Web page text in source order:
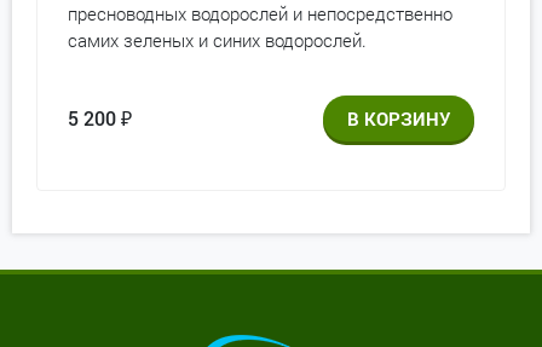
пресноводных водорослей и непосредственно
самих зеленых и синих водорослей.
5 200 ₽